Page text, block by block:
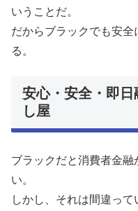
いうことだ。
だからブラックでも安
る。
安心・安全・即
し屋
ブラックだと消費者金
い。
しかし、それは間違って